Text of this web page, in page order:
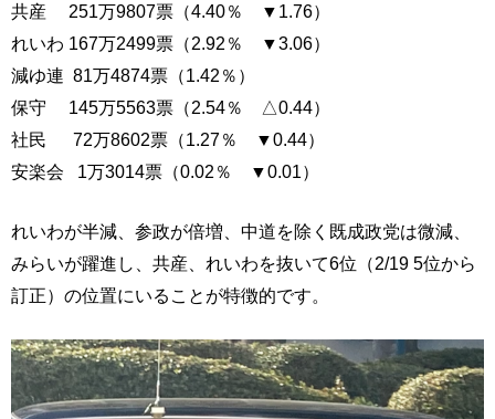
共産 251万9807票（4.40％ ▼1.76）
れいわ 167万2499票（2.92％ ▼3.06）
減ゆ連 81万4874票（1.42％）
保守 145万5563票（2.54％ △0.44）
社民 72万8602票（1.27％ ▼0.44）
安楽会 1万3014票（0.02％ ▼0.01）
れいわが半減、参政が倍増、中道を除く既成政党は微減、
みらいが躍進し、共産、れいわを抜いて6位（2/19 5位から
訂正）の位置にいることが特徴的です。